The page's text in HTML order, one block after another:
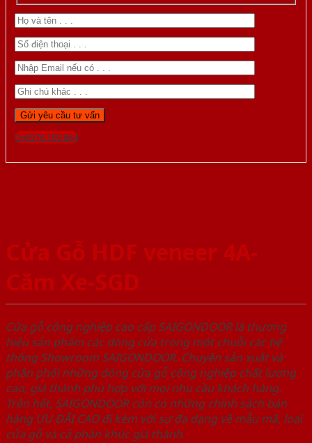
Gọi 0976.169.864
Cửa Gỗ HDF veneer 4A-
Căm Xe-SGD
Cửa gỗ công nghiệp cao cấp SAIGONDOOR là thương
hiệu sản phẩm các dòng cửa trong một chuỗi các hệ
thống Showroom SAIGONDOOR. Chuyên sản xuất và
phân phối những dòng cửa gỗ công nghiệp chất lượng
cao, giá thành phù hợp với mọi nhu cầu khách hàng.
Trên hết, SAIGONDOOR còn có những chính sách bán
hàng ƯU ĐÃI CAO đi kèm với sự đa dạng về mẫu mã, loại
cửa gỗ và cả phân khúc giá thành.